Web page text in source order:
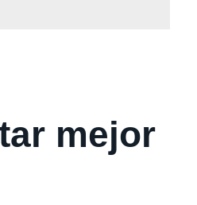
mejor